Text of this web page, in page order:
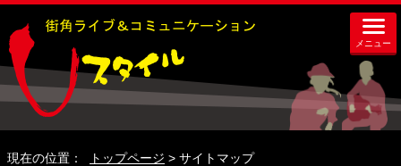
メニュー
現在の位置： トップページ > サイトマップ